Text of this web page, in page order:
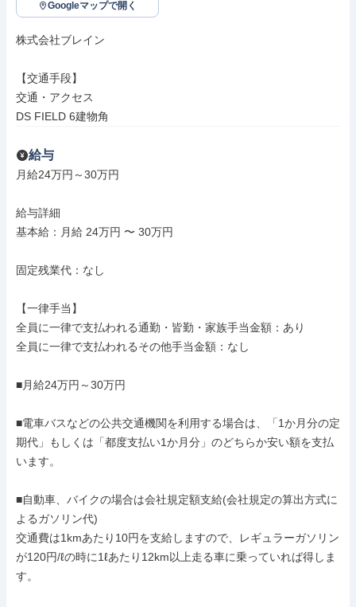
Googleマップで開く
株式会社ブレイン
【交通手段】
交通・アクセス
DS FIELD 6建物角
給与
月給24万円～30万円
給与詳細
基本給：月給 24万円 〜 30万円
固定残業代：なし
【一律手当】
全員に一律で支払われる通勤・皆勤・家族手当金額：あり
全員に一律で支払われるその他手当金額：なし
■月給24万円～30万円
■電車バスなどの公共交通機関を利用する場合は、「1か月分の定
期代」もしくは「都度支払い1か月分」のどちらか安い額を支払
います。
■自動車、バイクの場合は会社規定額支給(会社規定の算出方式に
よるガソリン代)
交通費は1kmあたり10円を支給しますので、レギュラーガソリン
が120円/ℓの時に1ℓあたり12km以上走る車に乗っていれば得しま
す。